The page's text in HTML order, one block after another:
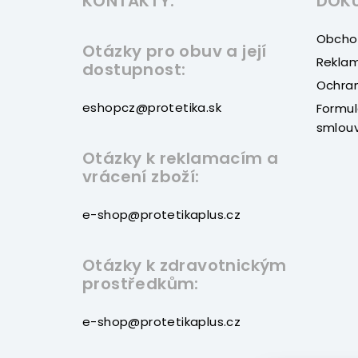
Otázky pro obuv a její
dostupnost:
eshopcz@protetika.sk
Otázky k reklamacím a
vrácení zboží:
e-shop@protetikaplus.cz
Otázky k zdravotnickým
prostředkům:
e-shop@protetikaplus.cz